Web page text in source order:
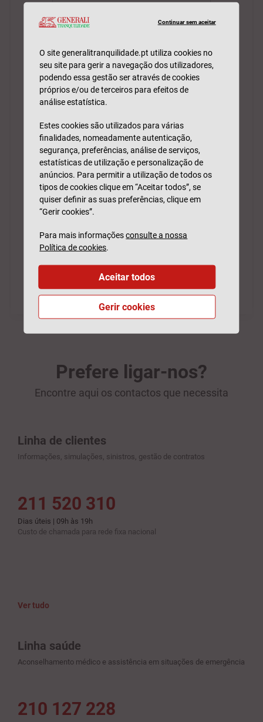
Prefere ligar-nos?
Encontre aqui os contactos que necessita
Linha de clientes
Informações, simulações, sinistros, gestão de contratos
211 520 310
Dias úteis | 09h às 19h
Custo de chamada para rede fixa nacional
Ver tudo
Linha saúde
Aconselhamento médico e assistência em situações de emergência
210 127 228
Continuar sem aceitar
O site generalitranquilidade.pt utiliza cookies no
seu site para gerir a navegação dos utilizadores,
podendo essa gestão ser através de cookies
próprios e/ou de terceiros para efeitos de
análise estatística.
Estes cookies são utilizados para várias
finalidades, nomeadamente autenticação,
segurança, preferências, análise de serviços,
estatísticas de utilização e personalização de
anúncios. Para permitir a utilização de todos os
tipos de cookies clique em “Aceitar todos”, se
quiser definir as suas preferências, clique em
“Gerir cookies”.
Para mais informaçõesconsulte a nossa
Política de cookies.
Gerir cookies
Aceitar todos